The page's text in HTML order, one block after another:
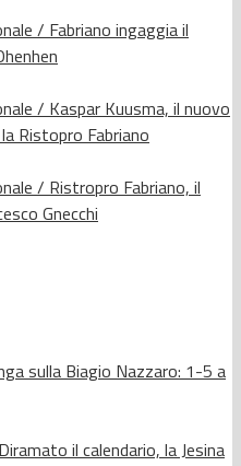
/ Fabriano ingaggia il
/ Kaspar Kuusma, il nuovo
Ristopro Fabriano
/ Ristropro Fabriano, il
Gnecchi
sulla Biagio Nazzaro: 1-5 a
il calendario, la Jesina